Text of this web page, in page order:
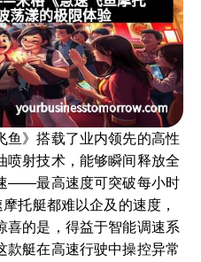
鱼》搭载了业内领先的高性
喷射技术，能够瞬间释放全
——最高速度可突破每小时
托艇都难以企及的速度，
喜的是，得益于智能调速系
款艇在高速行驶中操控异常